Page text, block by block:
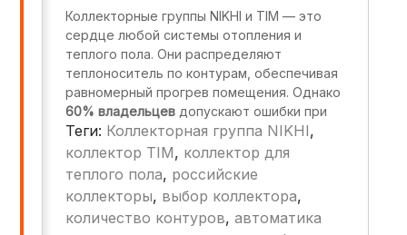
Коллекторные группы NIKHI и TIM — это
сердце любой системы отопления и
теплого пола. Они распределяют
теплоноситель по контурам, обеспечивая
равномерный прогрев помещения. Однако
60% владельцев допускают ошибки при
выборе и монтаже, что приводит к:
Неравномерному нагреву полов.
Увеличению времени настройки
системы.
Теги: Коллекторная группа NIKHI,
коллектор TIM, коллектор для
теплого пола, российские
коллекторы, выбор коллектора,
количество контуров,автоматика